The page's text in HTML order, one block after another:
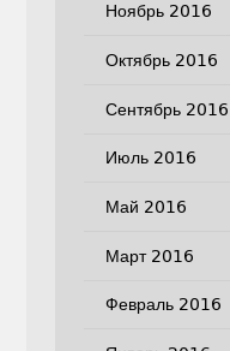
Ноябрь 2016
Октябрь 2016
Сентябрь 2016
Июль 2016
Май 2016
Март 2016
Февраль 2016